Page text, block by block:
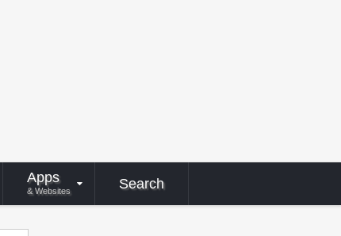
Apps
& Websites Search